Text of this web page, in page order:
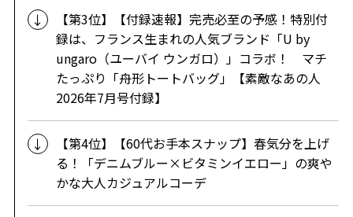
【第3位】【付録速報】完売必至の予感！特別付
録は、フランス生まれの人気ブランド「U by
ungaro（ユーバイ ウンガロ）」コラボ！ マチ
たっぷり「舟形トートバッグ」【素敵なあの人
2026年7月号付録】
【第4位】【60代お手本スナップ】春気分を上げ
る！「デニムブルー×ビタミンイエロー」の爽や
かな大人カジュアルコーデ